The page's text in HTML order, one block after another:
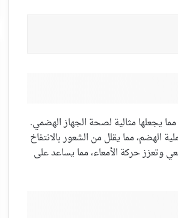
مما يجعلها مثالية لصحة الجهاز الهضمي.
الهضم، مما يقلل من الشعور بالانتفاخ
وتعزز حركة الأمعاء، مما يساعد على